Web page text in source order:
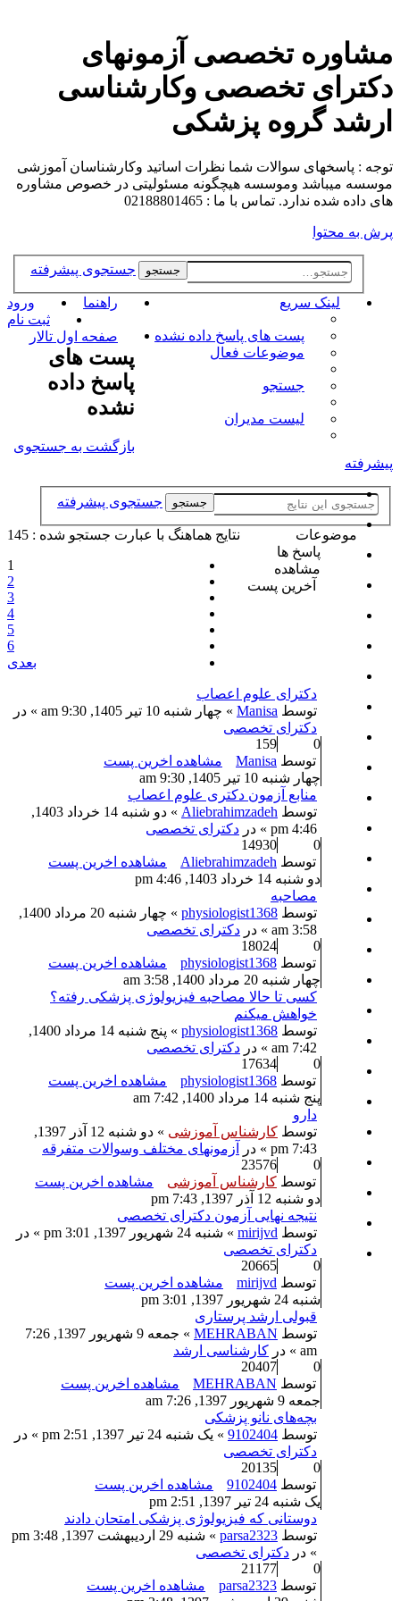
مشاوره تخصصی آزمونهای
دکترای تخصصی وکارشناسی
ارشد گروه پزشکی
توجه : پاسخهای سوالات شما نظرات اساتید وکارشناسان آموزشی
موسسه میباشد وموسسه هیچگونه مسئولیتی در خصوص مشاوره
های داده شده ندارد. تماس با ما : 02188801465
پرش به محتوا
جستجو جستجوی پیشرفته
لینک سریع
پست های پاسخ داده نشده
موضوعات فعال
جستجو
لیست مدیران
راهنما
ورود
ثبت نام
صفحه اول تالار
پست های
پاسخ داده
نشده
بازگشت به جستجوی
پیشرفته
جستجو جستجوی پیشرفته
نتايج هماهنگ با عبارت جستجو شده : 145
1
2
3
4
5
6
بعدی
موضوعات
پاسخ ها
مشاهده
آخرین پست
دکترای علوم اعصاب
توسط Manisa » چهار شنبه 10 تیر 1405, 9:30 am » در
دکترای تخصصی
0
159
توسط Manisa
مشاهده اخرین پست
چهار شنبه 10 تیر 1405, 9:30 am
منابع آزمون دکتری علوم اعصاب
توسط Aliebrahimzadeh
» دو شنبه 14 خرداد 1403,
4:46 pm » در
دکترای تخصصی
0
14930
توسط Aliebrahimzadeh
مشاهده اخرین پست
دو شنبه 14 خرداد 1403, 4:46 pm
مصاحبه
توسط physiologist1368
» چهار شنبه 20 مرداد 1400,
3:58 am » در
دکترای تخصصی
0
18024
توسط physiologist1368
مشاهده اخرین پست
چهار شنبه 20 مرداد 1400, 3:58 am
کسی تا حالا مصاحبه فیزیولوژی پزشکی رفته؟
خواهش میکنم
توسط physiologist1368
» پنج شنبه 14 مرداد 1400,
7:42 am » در
دکترای تخصصی
0
17634
توسط physiologist1368
مشاهده اخرین پست
پنج شنبه 14 مرداد 1400, 7:42 am
دارو
توسط کارشناس آموزشی
» دو شنبه 12 آذر 1397,
7:43 pm » در
آزمونهای مختلف وسوالات متفرقه
0
23576
توسط کارشناس آموزشی
مشاهده اخرین پست
دو شنبه 12 آذر 1397, 7:43 pm
نتیجه نهایی آزمون دکترای تخصصی
توسط mirijvd » شنبه 24 شهریور 1397, 3:01 pm » در
دکترای تخصصی
0
20665
توسط mirijvd
مشاهده اخرین پست
شنبه 24 شهریور 1397, 3:01 pm
قبولی ارشد پرستاری
توسط MEHRABAN
» جمعه 9 شهریور 1397, 7:26
am » در
کارشناسی ارشد
0
20407
توسط MEHRABAN
مشاهده اخرین پست
جمعه 9 شهریور 1397, 7:26 am
بچه‌های نانو پزشکی
توسط 9102404 » یک شنبه 24 تیر 1397, 2:51 pm » در
دکترای تخصصی
0
20135
توسط 9102404
مشاهده اخرین پست
یک شنبه 24 تیر 1397, 2:51 pm
دوستانی که فیزیولوژی پزشکی امتحان دادند
توسط parsa2323
» شنبه 29 اردیبهشت 1397, 3:48 pm
» در دکترای تخصصی
0
21177
توسط parsa2323
مشاهده اخرین پست